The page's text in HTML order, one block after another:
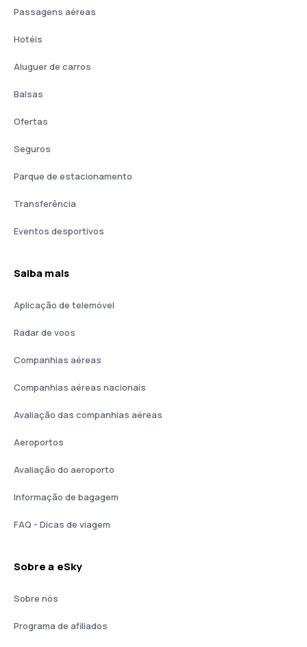
Passagens aéreas
Hotéis
Aluguer de carros
Balsas
Ofertas
Seguros
Parque de estacionamento
Transferência
Eventos desportivos
Saiba mais
Aplicação de telemóvel
Radar de voos
Companhias aéreas
Companhias aéreas nacionais
Avaliação das companhias aéreas
Aeroportos
Avaliação do aeroporto
Informação de bagagem
FAQ - Dicas de viagem
Sobre a eSky
Sobre nós
Programa de afiliados